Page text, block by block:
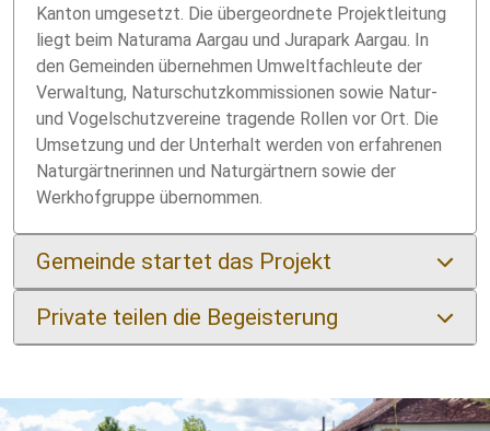
Kanton umgesetzt. Die übergeordnete Projektleitung
liegt beim Naturama Aargau und Jurapark Aargau. In
den Gemeinden übernehmen Umweltfachleute der
Verwaltung, Naturschutzkommissionen sowie Natur-
und Vogelschutzvereine tragende Rollen vor Ort. Die
Umsetzung und der Unterhalt werden von erfahrenen
Naturgärtnerinnen und Naturgärtnern sowie der
Werkhofgruppe übernommen.
Gemeinde startet das Projekt
Private teilen die Begeisterung